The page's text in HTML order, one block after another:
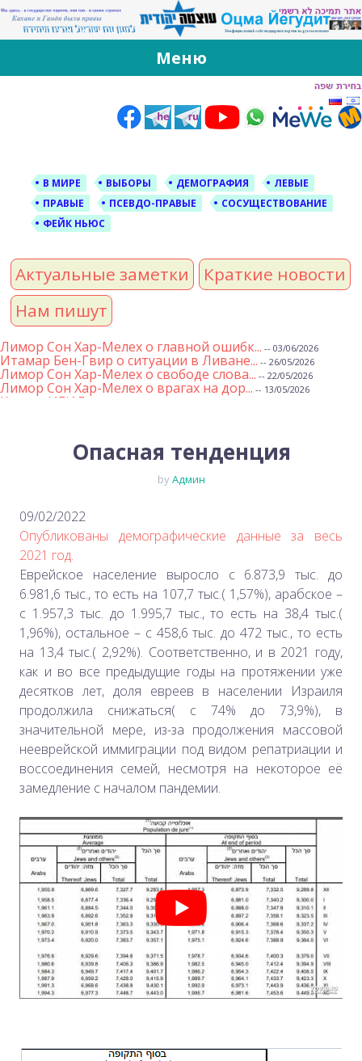
За Оцма Йегудит
עוצמה יהודית ברוסית ובעברית
Меню
В МИРЕ ВЫБОРЫ ДЕМОГРАФИЯ
ЛЕВЫЕ
ПРАВЫЕ
ПСЕВДО-ПРАВЫЕ
СОСУЩЕСТВОВАНИЕ
ФЕЙК НЬЮС
Актуальные заметки
Краткие новости
Нам пишут
Лимор Сон Хар-Мелех о главной ошибк... -- 03/06/2026
Итамар Бен-Гвир о ситуации в Ливане... -- 26/05/2026
Лимор Сон Хар-Мелех о свободе слова... -- 22/05/2026
Лимор Сон Хар-Мелех о врагах на дор... -- 13/05/2026
Клятва ИГИЛ
Лимор Сон Хар-Мелех о принятом по е...
Михаэль Бен Ари о недельной главе Т...-- 17/04/2026
Министр Бен-Гвир на месте падения р...
Михаэль Бен-Ари о недельной главе Т...
Михаэль Бен-Ари о недельной главе Т...
Михаэль Бен-Ари о недельных главах ...-- 13/03/2026
Демографический самообман...
Иран и арабы
Михаэль Бен-Ари о недельной главе Т...-- 06/03/2026
Михаэль Бен-Ари ‪о дилемме руководс...-- 27/02/2026
Михаэль Бен Ари о недельной главе Т... -- 27/02/2026
Михаэль Бен Ари о недельной главе Т... -- 20/02/2026
Михаэль Бен Ари о недельной главе Т... -- 13/02/2026
Михаэль Бен-Ари о недельной главе Т... -- 06/02/2026
Доля евреев снижается...
Михаэль Бен-Ари о недельной главе Т...-- 30/01/2026
Опасная тенденция
byАдмин
09/02/2022
Опубликованы демографические данные за весь
2021 год.
Еврейское население выросло с 6.873,9 тыс. до
6.981,6 тыс., то есть на 107,7 тыс.( 1,57%), арабское –
с 1.957,3 тыс. до 1.995,7 тыс., то есть на 38,4 тыс.(
1,96%), остальное – с 458,6 тыс. до 472 тыс., то есть
на 13,4 тыс.( 2,92%). Соответственно, и в 2021 году,
как и во все предыдущие годы на протяжении уже
десятков лет, доля евреев в населении Израиля
продолжила снижаться( с 74% до 73,9%), в
значительной мере, из-за продолжения массовой
нееврейской иммиграции под видом репатриации и
воссоединения семей, несмотря на некоторое её
замедление с началом пандемии.